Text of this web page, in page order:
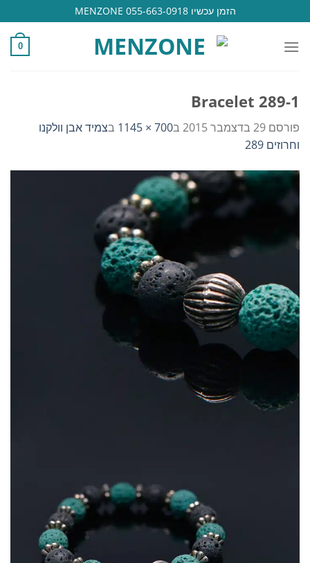
to
content
הזמן עכשיו 055-663-0918 MENZONE
0
Bracelet 289-1
פורסם 29 בדצמבר 2015 ב700 × 1145 בצמיד אבן וולקנו
וחרוזים 289